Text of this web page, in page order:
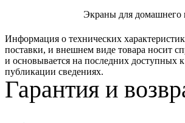
Экраны для домашнего
Информация о технических
поставки, и внешнем виде товара носит
и основывается на последних доступных
публикации сведениях.
Гарантия и